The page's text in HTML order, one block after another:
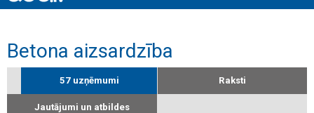
Betona aizsardzība
57 uzņēmumi Raksti
Jautājumi un atbildes